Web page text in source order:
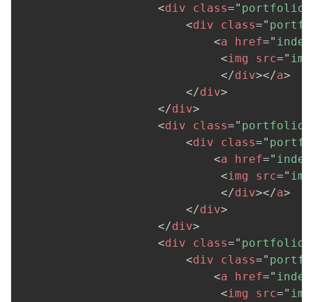
<div class=" portfolio
<div class="
<a href="
<img src="
</div></a>
</div>
</div>
<div class=" portfolio
<div class="
<a href="
<img src="
</div></a>
</div>
</div>
<div class=" portfolio
<div class="
<a href="
<img src="